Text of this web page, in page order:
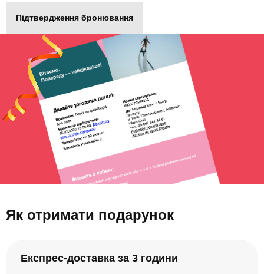
Підтвердження бронювання
Як отримати подарунок
Експрес-доставка за 3 години